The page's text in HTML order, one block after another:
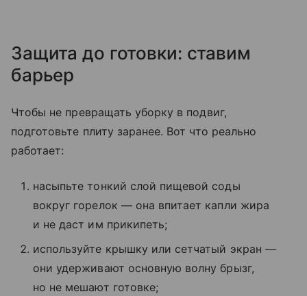
Защита до готовки: ставим
барьер
Чтобы не превращать уборку в подвиг,
подготовьте плиту заранее. Вот что реально
работает:
насыпьте тонкий слой пищевой соды
вокруг горелок — она впитает капли жира
и не даст им прикипеть;
используйте крышку или сетчатый экран —
они удерживают основную волну брызг,
но не мешают готовке;